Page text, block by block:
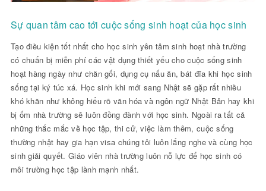
Sự quan tâm cao tới cuộc sống sinh hoạt của học sinh
Tạo điều kiện tốt nhất cho học sinh yên tâm sinh hoạt nhà trường
có chuẩn bị miễn phí các vật dụng thiết yếu cho cuộc sống sinh
hoạt hàng ngày như chăn gối, dụng cụ nấu ăn, bát đĩa khi học sinh
sống tại ký túc xá. Học sinh khi mới sang Nhật sẽ gặp rất nhiều
khó khăn như không hiểu rõ văn hóa và ngôn ngữ Nhật Bản hay khi
bị ốm nhà trường sẽ luôn đồng đành với học sinh. Ngoài ra tất cả
những thắc mắc về học tập, thi cử, việc làm thêm, cuộc sống
thường nhật hay gia hạn visa chúng tôi luôn lắng nghe và cùng học
sinh giải quyết. Giáo viên nhà trường luôn nỗ lực để học sinh có
môi trường học tập lành mạnh nhất.